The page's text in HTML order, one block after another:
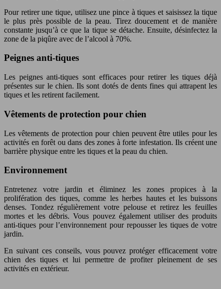
Pour retirer une tique, utilisez une pince à tiques et saisissez la tique
le plus près possible de la peau. Tirez doucement et de manière
constante jusqu’à ce que la tique se détache. Ensuite, désinfectez la
zone de la piqûre avec de l’alcool à 70%.
Peignes anti-tiques
Les peignes anti-tiques sont efficaces pour retirer les tiques déjà
présentes sur le chien. Ils sont dotés de dents fines qui attrapent les
tiques et les retirent facilement.
Vêtements de protection pour chien
Les vêtements de protection pour chien peuvent être utiles pour les
activités en forêt ou dans des zones à forte infestation. Ils créent une
barrière physique entre les tiques et la peau du chien.
Environnement
Entretenez votre jardin et éliminez les zones propices à la
prolifération des tiques, comme les herbes hautes et les buissons
denses. Tondez régulièrement votre pelouse et retirez les feuilles
mortes et les débris. Vous pouvez également utiliser des produits
anti-tiques pour l’environnement pour repousser les tiques de votre
jardin.
En suivant ces conseils, vous pouvez protéger efficacement votre
chien des tiques et lui permettre de profiter pleinement de ses
activités en extérieur.